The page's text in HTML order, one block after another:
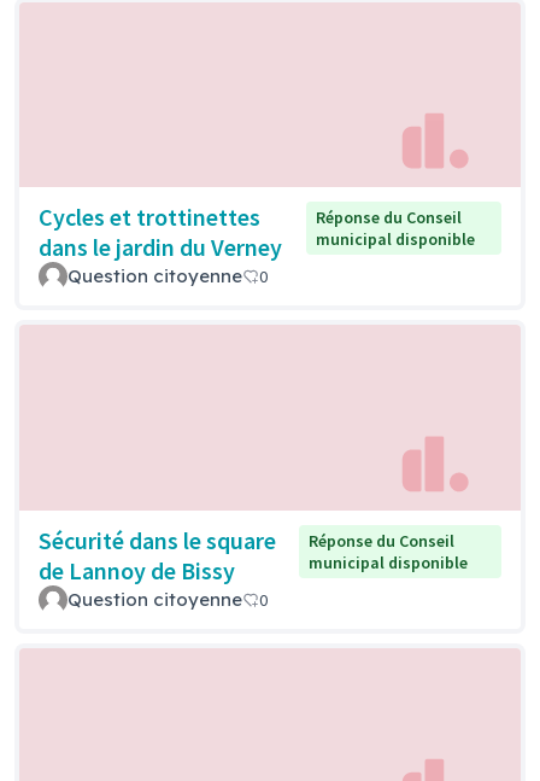
Cycles et trottinettes
dans le jardin du Verney
Réponse du Conseil
municipal disponible
Question citoyenne 0
Sécurité dans le square
de Lannoy de Bissy
Réponse du Conseil
municipal disponible
Question citoyenne 0